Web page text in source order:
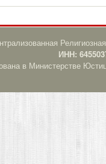
ИНН:
в Министерстве